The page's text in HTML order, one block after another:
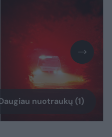
nuotraukų (1)